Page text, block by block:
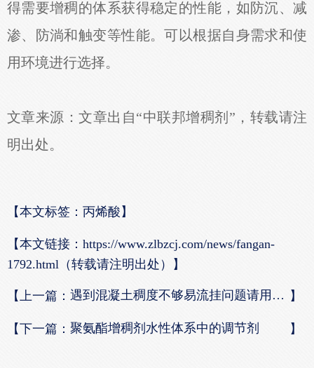
得需要增稠的体系获得稳定的性能，如防沉、减
渗、防淌和触变等性能。可以根据自身需求和使
用环境进行选择。
文章来源：文章出自“中联邦增稠剂”，转载请注
明出处。
【本文标签：丙烯酸】
【本文链接： https://www.zlbzcj.com/news/fangan-
1792.html（转载请注明出处）】
【上一篇： 遇到混凝土稠度不够易流挂问题请用混凝土增稠剂 】
【下一篇： 聚氨酯增稠剂水性体系中的调节剂 】